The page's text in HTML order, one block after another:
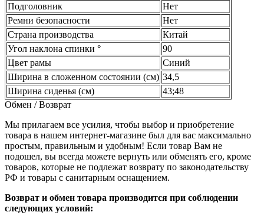
Подголовник
Нет
Ремни безопасности
Нет
Страна производства
Китай
Угол наклона спинки °
90
Цвет рамы
Синий
Ширина в сложенном состоянии (см) 34,5
Ширина сиденья (см)
43;48
Обмен / Возврат
Мы прилагаем все усилия, чтобы выбор и приобретение
товара в нашем интернет-магазине был для вас максимально
простым, правильным и удобным! Если товар Вам не
подошел, вы всегда можете вернуть или обменять его, кроме
товаров, которые не подлежат возврату по законодательству
РФ и товары с санитарным оснащением.
Возврат и обмен товара производится при соблюдении
следующих условий: